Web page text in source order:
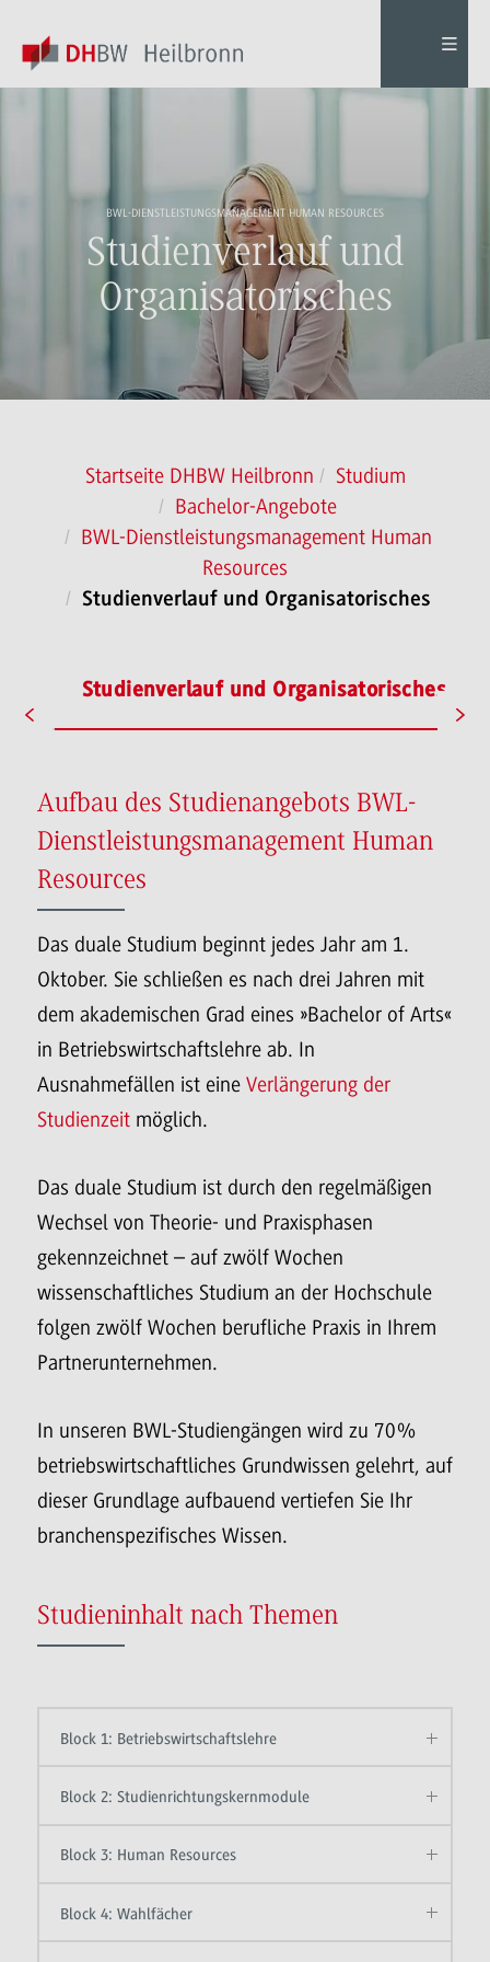
BWL-DIENSTLEISTUNGSMANAGEMENT HUMAN RESOURCES
Studienverlauf und
Organisatorisches
Startseite DHBW Heilbronn
Studium
Bachelor-Angebote
BWL-Dienstleistungsmanagement Human
Resources
Studienverlauf und Organisatorisches
Studienverlauf und Organisatorisches
Aufbau des Studienangebots BWL-
Dienstleistungsmanagement Human
Resources
Das duale Studium beginnt jedes Jahr am 1.
Oktober. Sie schließen es nach drei Jahren mit
dem akademischen Grad eines »Bachelor of Arts«
in Betriebswirtschaftslehre ab. In
Ausnahmefällen ist eine Verlängerung der
Studienzeit möglich.
Das duale Studium ist durch den regelmäßigen
Wechsel von Theorie- und Praxisphasen
gekennzeichnet – auf zwölf Wochen
wissenschaftliches Studium an der Hochschule
folgen zwölf Wochen berufliche Praxis in Ihrem
Partnerunternehmen.
In unseren BWL-Studiengängen wird zu 70%
betriebswirtschaftliches Grundwissen gelehrt, auf
dieser Grundlage aufbauend vertiefen Sie Ihr
branchenspezifisches Wissen.
Studieninhalt nach Themen
Block 1: Betriebswirtschaftslehre
Block 2: Studienrichtungskernmodule
Block 3: Human Resources
Block 4: Wahlfächer